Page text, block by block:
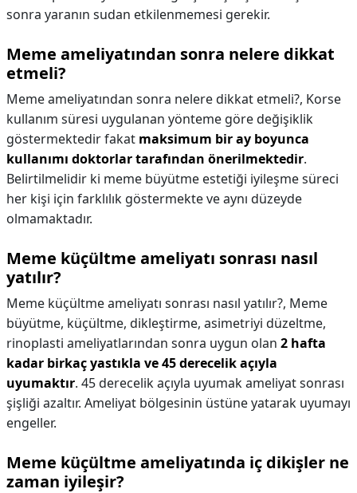
sonra yaranın sudan etkilenmemesi gerekir.
Meme ameliyatından sonra nelere dikkat
etmeli?
Meme ameliyatından sonra nelere dikkat etmeli?, Korse
kullanım süresi uygulanan yönteme göre değişiklik
göstermektedir fakat maksimum bir ay boyunca
kullanımı doktorlar tarafından önerilmektedir.
Belirtilmelidir ki meme büyütme estetiği iyileşme süreci
her kişi için farklılık göstermekte ve aynı düzeyde
olmamaktadır.
Meme küçültme ameliyatı sonrası nasıl
yatılır?
Meme küçültme ameliyatı sonrası nasıl yatılır?, Meme
büyütme, küçültme, dikleştirme, asimetriyi düzeltme,
rinoplasti ameliyatlarından sonra uygun olan 2 hafta
kadar birkaç yastıkla ve 45 derecelik açıyla
uyumaktır. 45 derecelik açıyla uyumak ameliyat sonrası
şişliği azaltır. Ameliyat bölgesinin üstüne yatarak uyumayı
engeller.
Meme küçültme ameliyatında iç dikişler ne
zaman iyileşir?